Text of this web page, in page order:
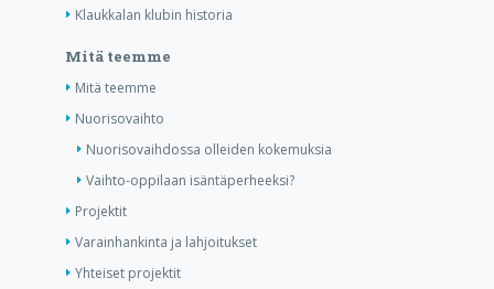
Klaukkalan klubin historia
Mitä teemme
Mitä teemme
Nuorisovaihto
Nuorisovaihdossa olleiden kokemuksia
Vaihto-oppilaan isäntäperheeksi?
Projektit
Varainhankinta ja lahjoitukset
Yhteiset projektit